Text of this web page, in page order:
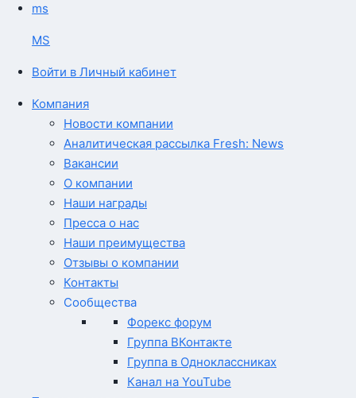
ms
MS
Войти в Личный кабинет
Компания
Новости компании
Аналитическая рассылка Fresh: News
Вакансии
О компании
Наши награды
Пресса о нас
Наши преимущества
Отзывы о компании
Контакты
Сообщества
Форекс форум
Группа ВКонтакте
Группа в Одноклассниках
Канал на YouTube